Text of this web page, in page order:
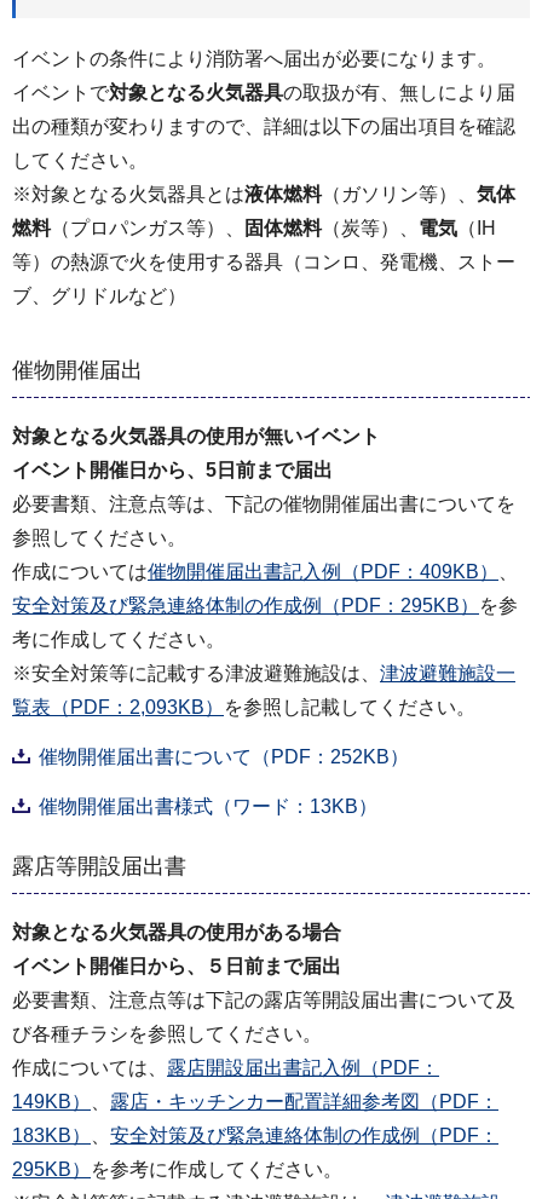
イベントの条件により消防署へ届出が必要になります。
イベントで対象となる火気器具の取扱が有、無しにより届
出の種類が変わりますので、詳細は以下の届出項目を確認
してください。
※対象となる火気器具とは液体燃料（ガソリン等）、 気体
燃料（プロパンガス等）、 固体燃料（炭等）、 電気 （IH
等）の熱源で火を使用する器具（コンロ、発電機、ストー
ブ、グリドルなど）
催物開催届出
対象となる火気器具の使用が無いイベント
イベント開催日から、5日前まで届出
必要書類、注意点等は、下記の催物開催届出書についてを
参照してください。
作成については催物開催届出書記入例（PDF：409KB）
、
安全対策及び緊急連絡体制の作成例（PDF：295KB）
を参
考に作成してください。
※安全対策等に記載する津波避難施設は、 津波避難施設一
覧表（PDF：2,093KB）
を参照し記載してください。
催物開催届出書について（PDF：252KB）
催物開催届出書様式（ワード：13KB）
露店等開設届出書
対象となる火気器具の使用がある場合
イベント開催日から、５日前まで届出
必要書類、注意点等は下記の露店等開設届出書について及
び各種チラシを参照してください。
作成については、 露店開設届出書記入例（PDF：
149KB）
露店・キッチンカー配置詳細参考図（PDF：
183KB）
安全対策及び緊急連絡体制の作成例（PDF：
295KB）
を参考に作成してください。